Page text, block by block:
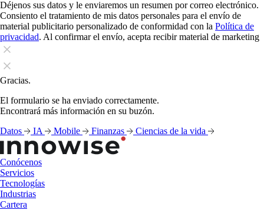
Déjenos sus datos y le enviaremos un resumen por correo electrónico.
Consiento el tratamiento de mis datos personales para el envío de
material publicitario personalizado de conformidad con la Política de
privacidad. Al confirmar el envío, acepta recibir material de marketing
Gracias.
El formulario se ha enviado correctamente.
Encontrará más información en su buzón.
Datos
IA Mobile Finanzas Ciencias de la vida
Conócenos
Servicios
Tecnologías
Industrias
Cartera